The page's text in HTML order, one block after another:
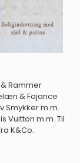
Rammer
& Fajance
Smykker m.m.
Vuitton m.m. Til
K&Co.